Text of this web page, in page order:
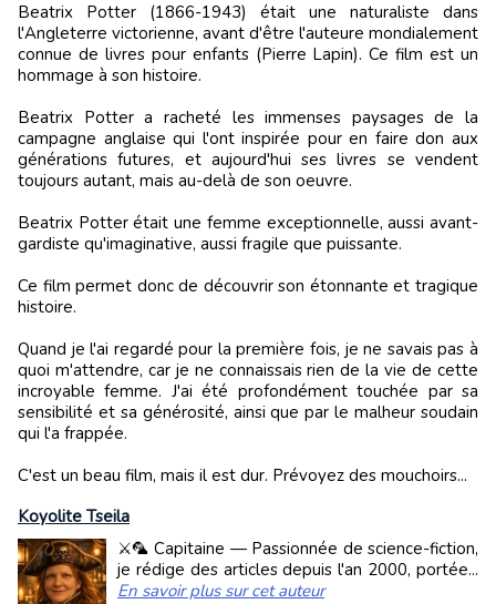
Beatrix Potter (1866-1943) était une naturaliste dans
l'Angleterre victorienne, avant d'être l'auteure mondialement
connue de livres pour enfants (Pierre Lapin). Ce film est un
hommage à son histoire.
Beatrix Potter a racheté les immenses paysages de la
campagne anglaise qui l'ont inspirée pour en faire don aux
générations futures, et aujourd'hui ses livres se vendent
toujours autant, mais au-delà de son oeuvre.
Beatrix Potter était une femme exceptionnelle, aussi avant-
gardiste qu'imaginative, aussi fragile que puissante.
Ce film permet donc de découvrir son étonnante et tragique
histoire.
Quand je l'ai regardé pour la première fois, je ne savais pas à
quoi m'attendre, car je ne connaissais rien de la vie de cette
incroyable femme. J'ai été profondément touchée par sa
sensibilité et sa générosité, ainsi que par le malheur soudain
qui l'a frappée.
C'est un beau film, mais il est dur. Prévoyez des mouchoirs...
Koyolite Tseila
⚔️🦜 Capitaine — Passionnée de science-fiction,
je rédige des articles depuis l'an 2000, portée...
En savoir plus sur cet auteur